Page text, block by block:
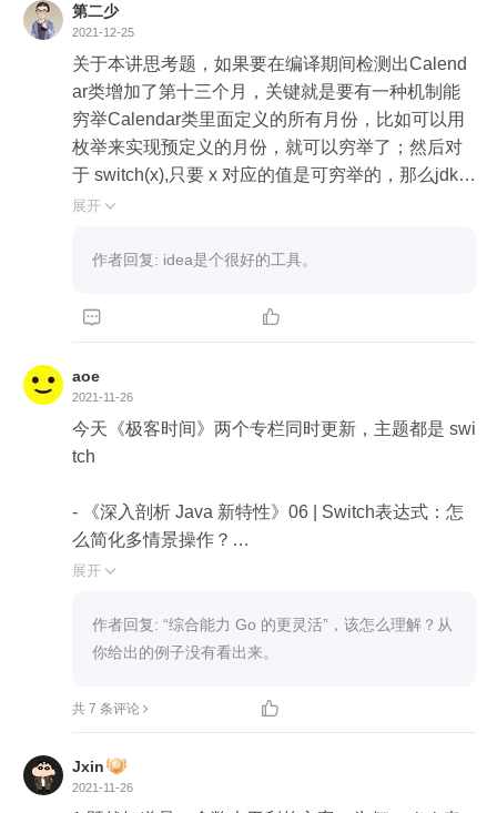
public int length(boolean leapYear) {
        return switch (this) {
            case FEBRUARY -> (leapYear ? 29 : 28);
            case APRIL,
                 JUNE,
                 SEPTEMBER,
                 NOVEMBER -> 30;
        };
第二少
2021-12-25
关于本讲思考题，如果要在编译期间检测出Calend
ar类增加了第十三个月，关键就是要有一种机制能
穷举Calendar类里面定义的所有月份，比如可以用
枚举来实现预定义的月份，就可以穷举了；然后对
于 switch(x),只要 x 对应的值是可穷举的，那么jdk 1
7的编译器已经支持检查 x 对应的值在case里有没有
误：
java: switch 表达式不包含所有可能的输入值
提示；如果编译器本身不支持做这种检查，那也可
以充分利用ide来检查错误，比如IntellJ IDEA,可以
自定义对应的inspections来做到这一点
展开 
作者回复: idea是个很好的工具。
 
aoe
2021-11-26
今天《极客时间》两个专栏同时更新，主题都是 swi
tch
- 《深入剖析 Java 新特性》06 | Switch表达式：怎
么简化多情景操作？
- 《Tony Bai · Go 语言第一课》20｜控制结构：Go
对比结果
- Java17 居然可以比 Go 简洁！
展开 
作者回复: “综合能力 Go 的更灵活”，该怎么理解？从
你给出的例子没有看出来。
共 7 条评论 
Jxin
2021-11-26